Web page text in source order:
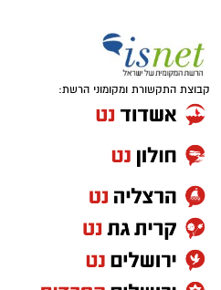
קבוצת התקשורת ומקומוני הרשת: